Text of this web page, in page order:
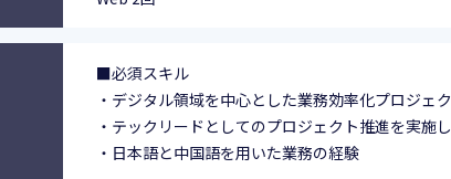
■必須スキル
・デジタル領域を中心とした業務効率化プロジェ
・テックリードとしてのプロジェクト推進を実施
・日本語と中国語を用いた業務の経験